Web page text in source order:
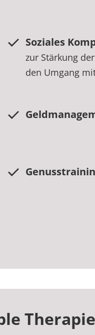
Soziales
zur Stärkung
den Umgang
Therapie